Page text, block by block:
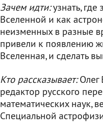
Зачем идти:узнать,
Вселенной и как
неизменных в разные
привели к появлению
Вселенная, и сделать
Кто рассказывает:Олег
редактор русского
математических наук,
Специальной